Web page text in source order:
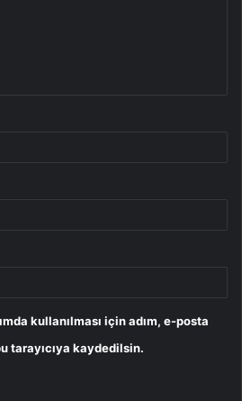
kullanılması için adım, e-posta
tarayıcıya kaydedilsin.